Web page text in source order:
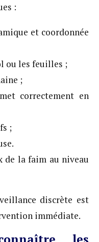
:
et coordonnée
ou les feuilles ;
;
correctement en
;
de la faim au niveau
discrète est
immédiate.